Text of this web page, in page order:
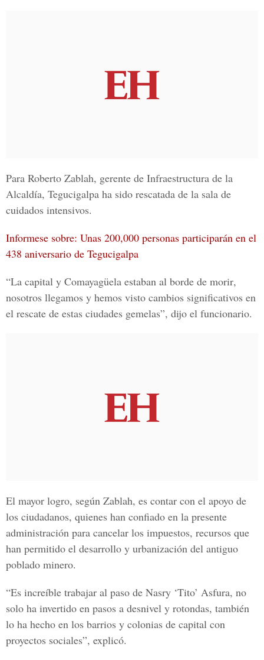
Para Roberto Zablah, gerente de Infraestructura de la
Alcaldía, Tegucigalpa ha sido rescatada de la sala de
cuidados intensivos.
Informese sobre: Unas 200,000 personas participarán en el
438 aniversario de Tegucigalpa
“La capital y Comayagüela estaban al borde de morir,
nosotros llegamos y hemos visto cambios significativos en
el rescate de estas ciudades gemelas”, dijo el funcionario.
El mayor logro, según Zablah, es contar con el apoyo de
los ciudadanos, quienes han confiado en la presente
administración para cancelar los impuestos, recursos que
han permitido el desarrollo y urbanización del antiguo
poblado minero.
“Es increíble trabajar al paso de Nasry ‘Tito’ Asfura, no
solo ha invertido en pasos a desnivel y rotondas, también
lo ha hecho en los barrios y colonias de capital con
proyectos sociales”, explicó.